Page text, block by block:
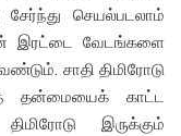
சேர்ந்து செயல்படலாம்
இரட்டை வேடங்களை
சாதி திமிரோடு
தன்மையைக் காட்ட
இருக்கும்